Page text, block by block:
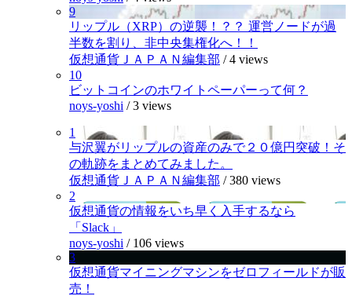
9
リップル（XRP）の逆襲！？？ 運営ノードが過
半数を割り、非中央集権化へ！！
仮想通貨ＪＡＰＡＮ編集部 /4 views
10
ビットコインのホワイトペーパーって何？
noys-yoshi /3 views
1
与沢翼がリップルの資産のみで２０億円突破！そ
の軌跡をまとめてみました。
仮想通貨ＪＡＰＡＮ編集部 /380 views
2
仮想通貨の情報をいち早く入手するなら
「Slack」
noys-yoshi / 106 views
3
仮想通貨マイニングマシンをゼロフィールドが販
売！